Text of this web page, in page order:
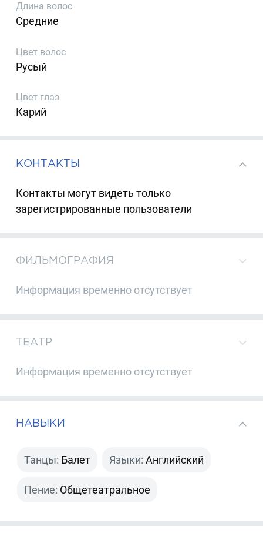
Длина волос
Средние
Цвет волос
Русый
Цвет глаз
Карий
КОНТАКТЫ
Контакты могут видеть только
зарегистрированные пользователи
ФИЛЬМОГРАФИЯ
Информация временно отсутствует
ТЕАТР
Информация временно отсутствует
НАВЫКИ
Танцы: Балет Языки: Английский
Пение: Общетеатральное